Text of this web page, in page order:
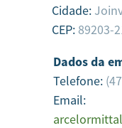
Cidade:
CEP:89203-
Dados da
Telefone:
Email: